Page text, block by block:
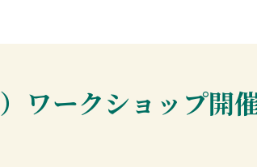
）ワークショップ開